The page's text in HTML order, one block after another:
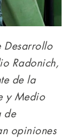
Desarrollo
Radonich,
de la
y Medio
de
opiniones